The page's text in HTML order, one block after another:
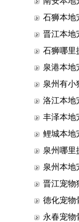
石狮本地
晋江本地
石狮哪里
泉港本地
泉州有小
洛江本地
丰泽本地
鲤城本地
泉州哪里
泉州本地
晋江宠物
德化宠物
永春宠物